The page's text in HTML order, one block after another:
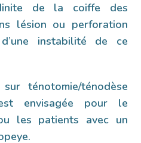
de la coiffe des
lésion ou perforation
instabilité de ce
ténotomie/ténodèse
envisagée pour le
les patients avec un